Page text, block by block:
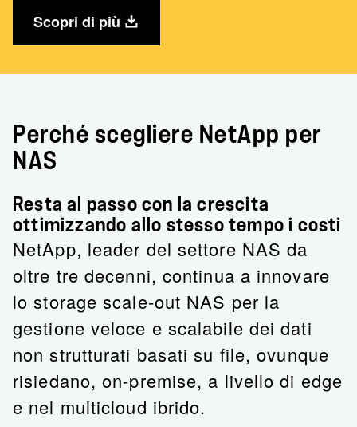
Scopri di più
Perché scegliere NetApp per
NAS
Resta al passo con la crescita
ottimizzando allo stesso tempo i costi
NetApp, leader del settore NAS da
oltre tre decenni, continua a innovare
lo storage scale-out NAS per la
gestione veloce e scalabile dei dati
non strutturati basati su file, ovunque
risiedano, on-premise, a livello di edge
e nel multicloud ibrido.